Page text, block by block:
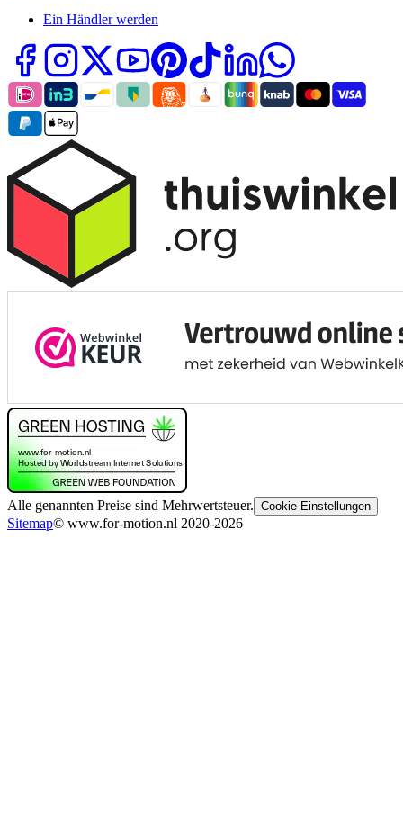
Ein Händler werden
Alle genannten Preise sind Mehrwertsteuer. Cookie-Einstellungen
Sitemap© www.for-motion.nl 2020-2026